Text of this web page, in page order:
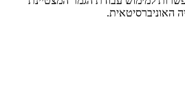
האוניברסיטאית.